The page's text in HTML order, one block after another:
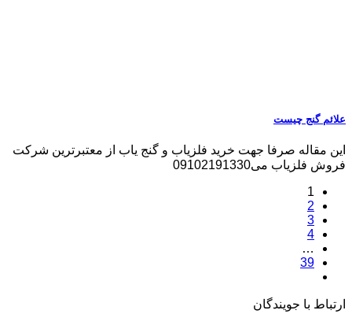
علائم گنج چیست
این مقاله صرفا جهت خرید فلزیاب و گنج یاب از معتبرترین شرکت
فروش فلزیاب می09102191330
1
2
3
4
…
39
ارتباط با جویندگان